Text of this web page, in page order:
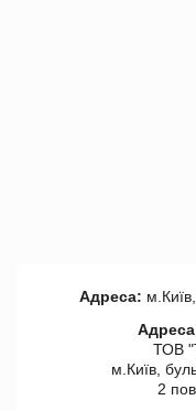
Адреса:
Адреса
ТОВ
м.Київ,
2